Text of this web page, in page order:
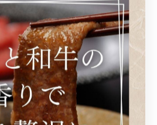
るで新しいメインディッシュに
ームソースは牛乳や生クリーム
やかさが加わり、焼肉の旨味を
べやすい大きさにカットし、フ
らクリームソースを絡めるだけ